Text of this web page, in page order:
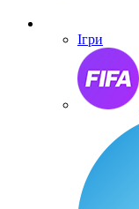
Ігри